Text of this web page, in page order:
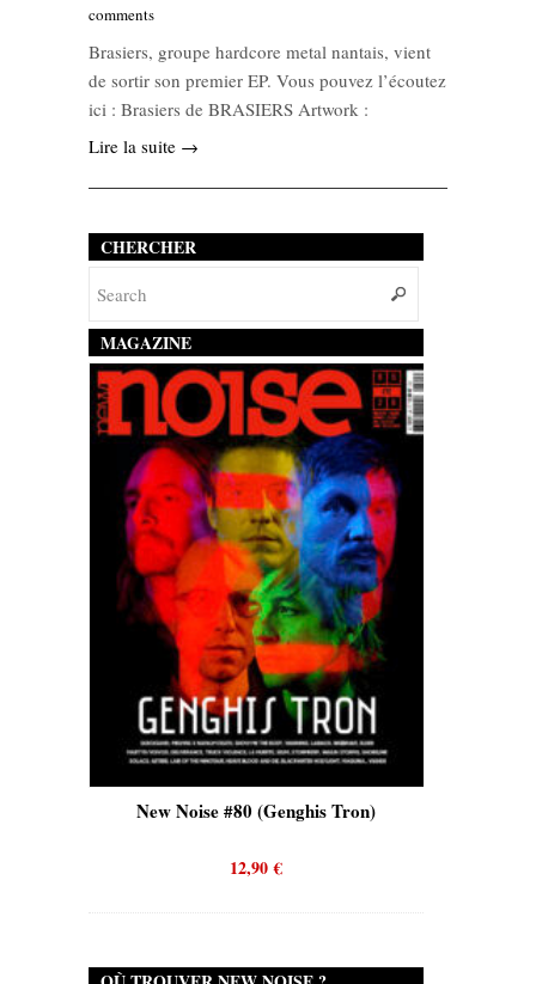
comments
Brasiers, groupe hardcore metal nantais, vient
de sortir son premier EP. Vous pouvez l’écoutez
ici : Brasiers de BRASIERS Artwork :
Lire la suite →
CHERCHER
MAGAZINE
New Noise #80 (Genghis Tron)
12,90€